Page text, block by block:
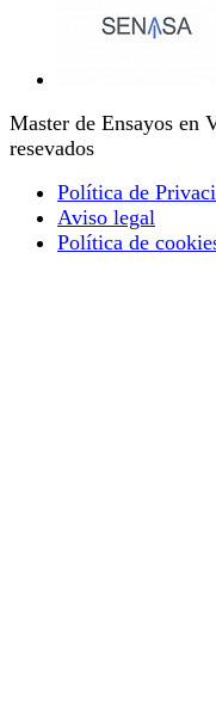
Master de Ensayos en
resevados
Política de
Aviso legal
Política de